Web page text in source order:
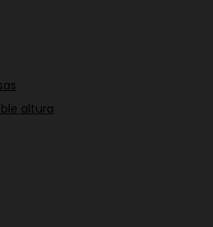
altura